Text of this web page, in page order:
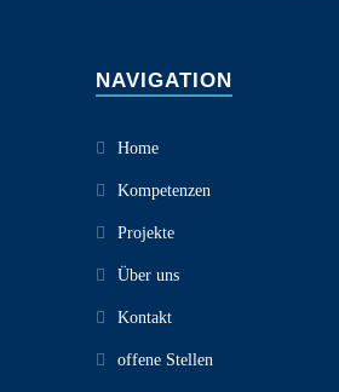
NAVIGATION
Home
Kompetenzen
Projekte
Über uns
Kontakt
offene Stellen